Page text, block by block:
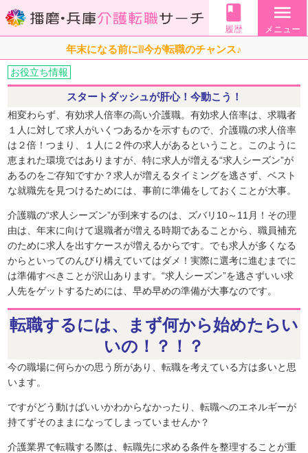
book
履歴
menu
メニュー
年末になる前に❕❕今が転職のチャンス♪
お役立ち情報
スタートダッシュが肝心！今動こう！
相変わらず、有効求人倍率の高い介護職。有効求人倍率は、求職者
１人に対して求人がいくつあるかを示すもので、介護職の求人倍率
は２倍！つまり、１人に２件の求人があるということ。このように
恵まれた環境ではありますが、特に求人が増える“求人シーズン”が
あるのをご存知ですか？求人が増えるタイミングを逃さず、ベスト
な就職先を見つけるためには、事前に準備をしておくことが大事。
介護職の“求人シーズン”が到来するのは、ズバリ10～11月！その理
由は、年末に向けて退職者が増える時期であることから、職員補充
のために求人を出すケースが増えるからです。でも求人が多くなる
からといってのんびり構えていてはダメ！実際に選考に進むまでに
は準備すべきことが沢山あります。“求人シーズン”を逃さずいい求
人先をゲットするためには、早め早めの準備が大事なのです。
転職するには、まず何から始めたらい
いの！？！？
今の職場に何らかの思う所があり、転職を考えている方は多いと思
います。
ですがどう動けばいいかわからなかったり、転職へのエネルギーが
持てずそのままになってしまっていませんか？
介護業界で転職する際は、転職先に求める条件を整理することが重